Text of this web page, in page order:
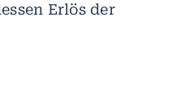
Erlös der